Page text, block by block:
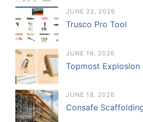
JUNE 22, 2026
Trusco Pro Tool
JUNE 19, 2026
Topmost Explosion
JUNE 18, 2026
Consafe